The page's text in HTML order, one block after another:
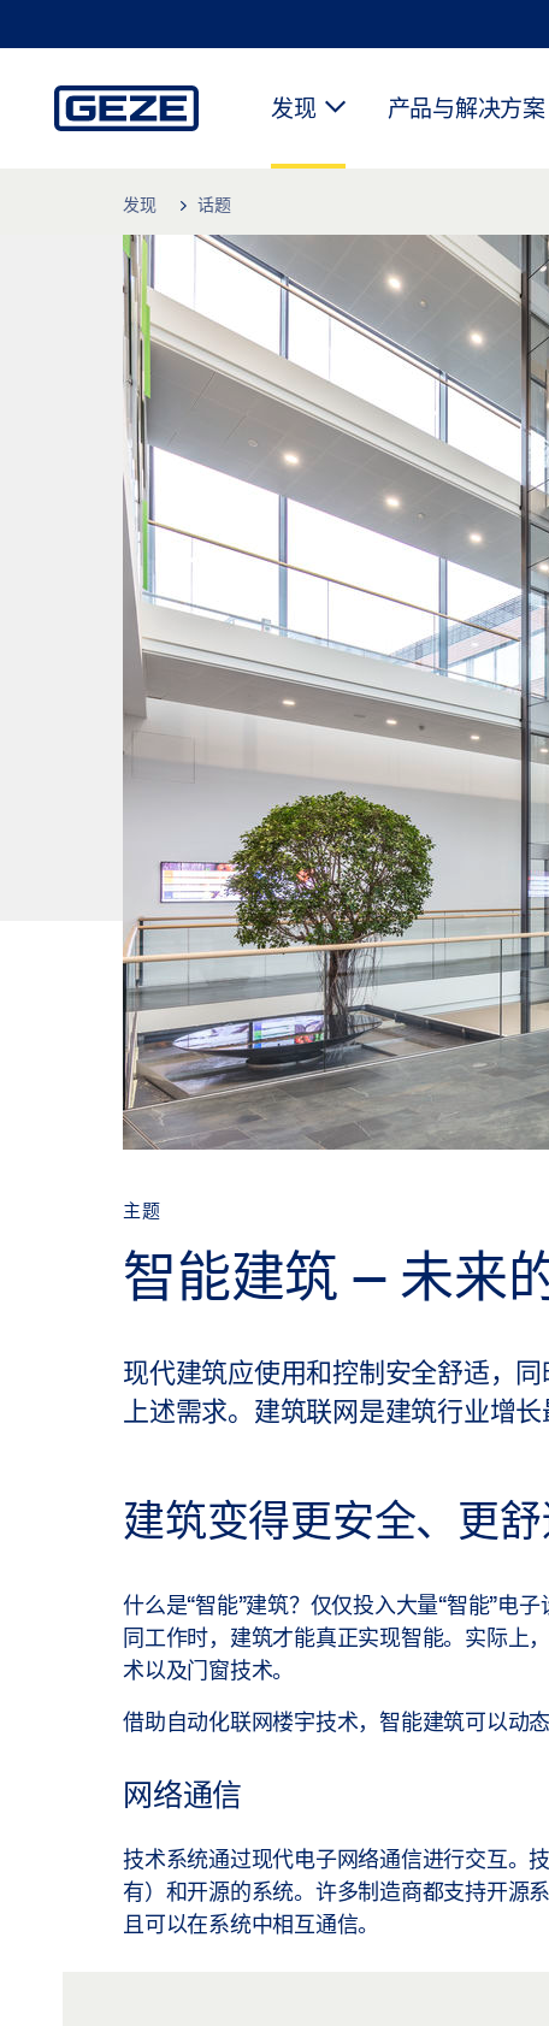
发现 产品与解决方案
发现 话题
主题
智能建筑 – 未来
现代建筑应使用和控制安全舒适，
上述需求。建筑联网是建筑行业增长
建筑变得更安全、更舒
什么是“智能”建筑？仅仅投入大量“智能”电
同工作时，建筑才能真正实现智能。实际上
术以及门窗技术。
借助自动化联网楼宇技术，智能建筑可以动
网络通信
技术系统通过现代电子网络通信进行交互。
有）和开源的系统。许多制造商都支持开源
且可以在系统中相互通信。